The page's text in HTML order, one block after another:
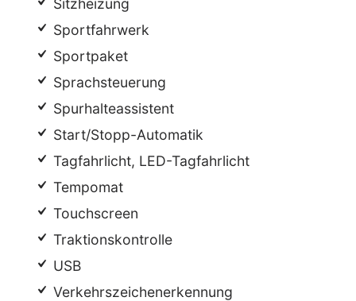
Sitzheizung
Sportfahrwerk
Sportpaket
Sprachsteuerung
Spurhalteassistent
Start/Stopp-Automatik
Tagfahrlicht, LED-Tagfahrlicht
Tempomat
Touchscreen
Traktionskontrolle
USB
Verkehrszeichenerkennung